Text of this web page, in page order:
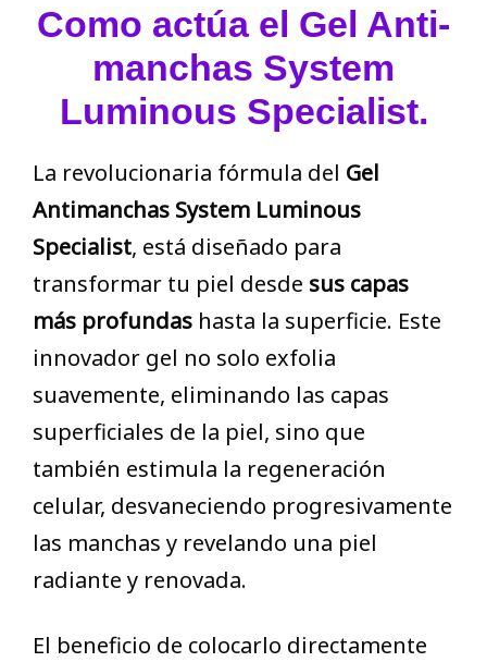
Como actúa el Gel Anti-
manchas System
Luminous Specialist.
La revolucionaria fórmula del Gel
Antimanchas System Luminous
Specialist, está diseñado para
transformar tu piel desde sus capas
más profundas hasta la superficie. Este
innovador gel no solo exfolia
suavemente, eliminando las capas
superficiales de la piel, sino que
también estimula la regeneración
celular, desvaneciendo progresivamente
las manchas y revelando una piel
radiante y renovada.
El beneficio de colocarlo directamente